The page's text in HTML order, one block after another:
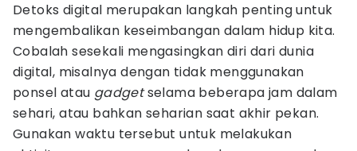
Detoks digital merupakan langkah penting untuk
mengembalikan keseimbangan dalam hidup kita.
Cobalah sesekali mengasingkan diri dari dunia
digital, misalnya dengan tidak menggunakan
ponsel atau gadgetselama beberapa jam dalam
sehari, atau bahkan seharian saat akhir pekan.
Gunakan waktu tersebut untuk melakukan